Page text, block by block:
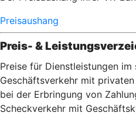
Preisaushang
Preis- &
Preise für Dienstleistungen
Geschäftsverkehr mit privaten
bei der Erbringung von
Scheckverkehr mit